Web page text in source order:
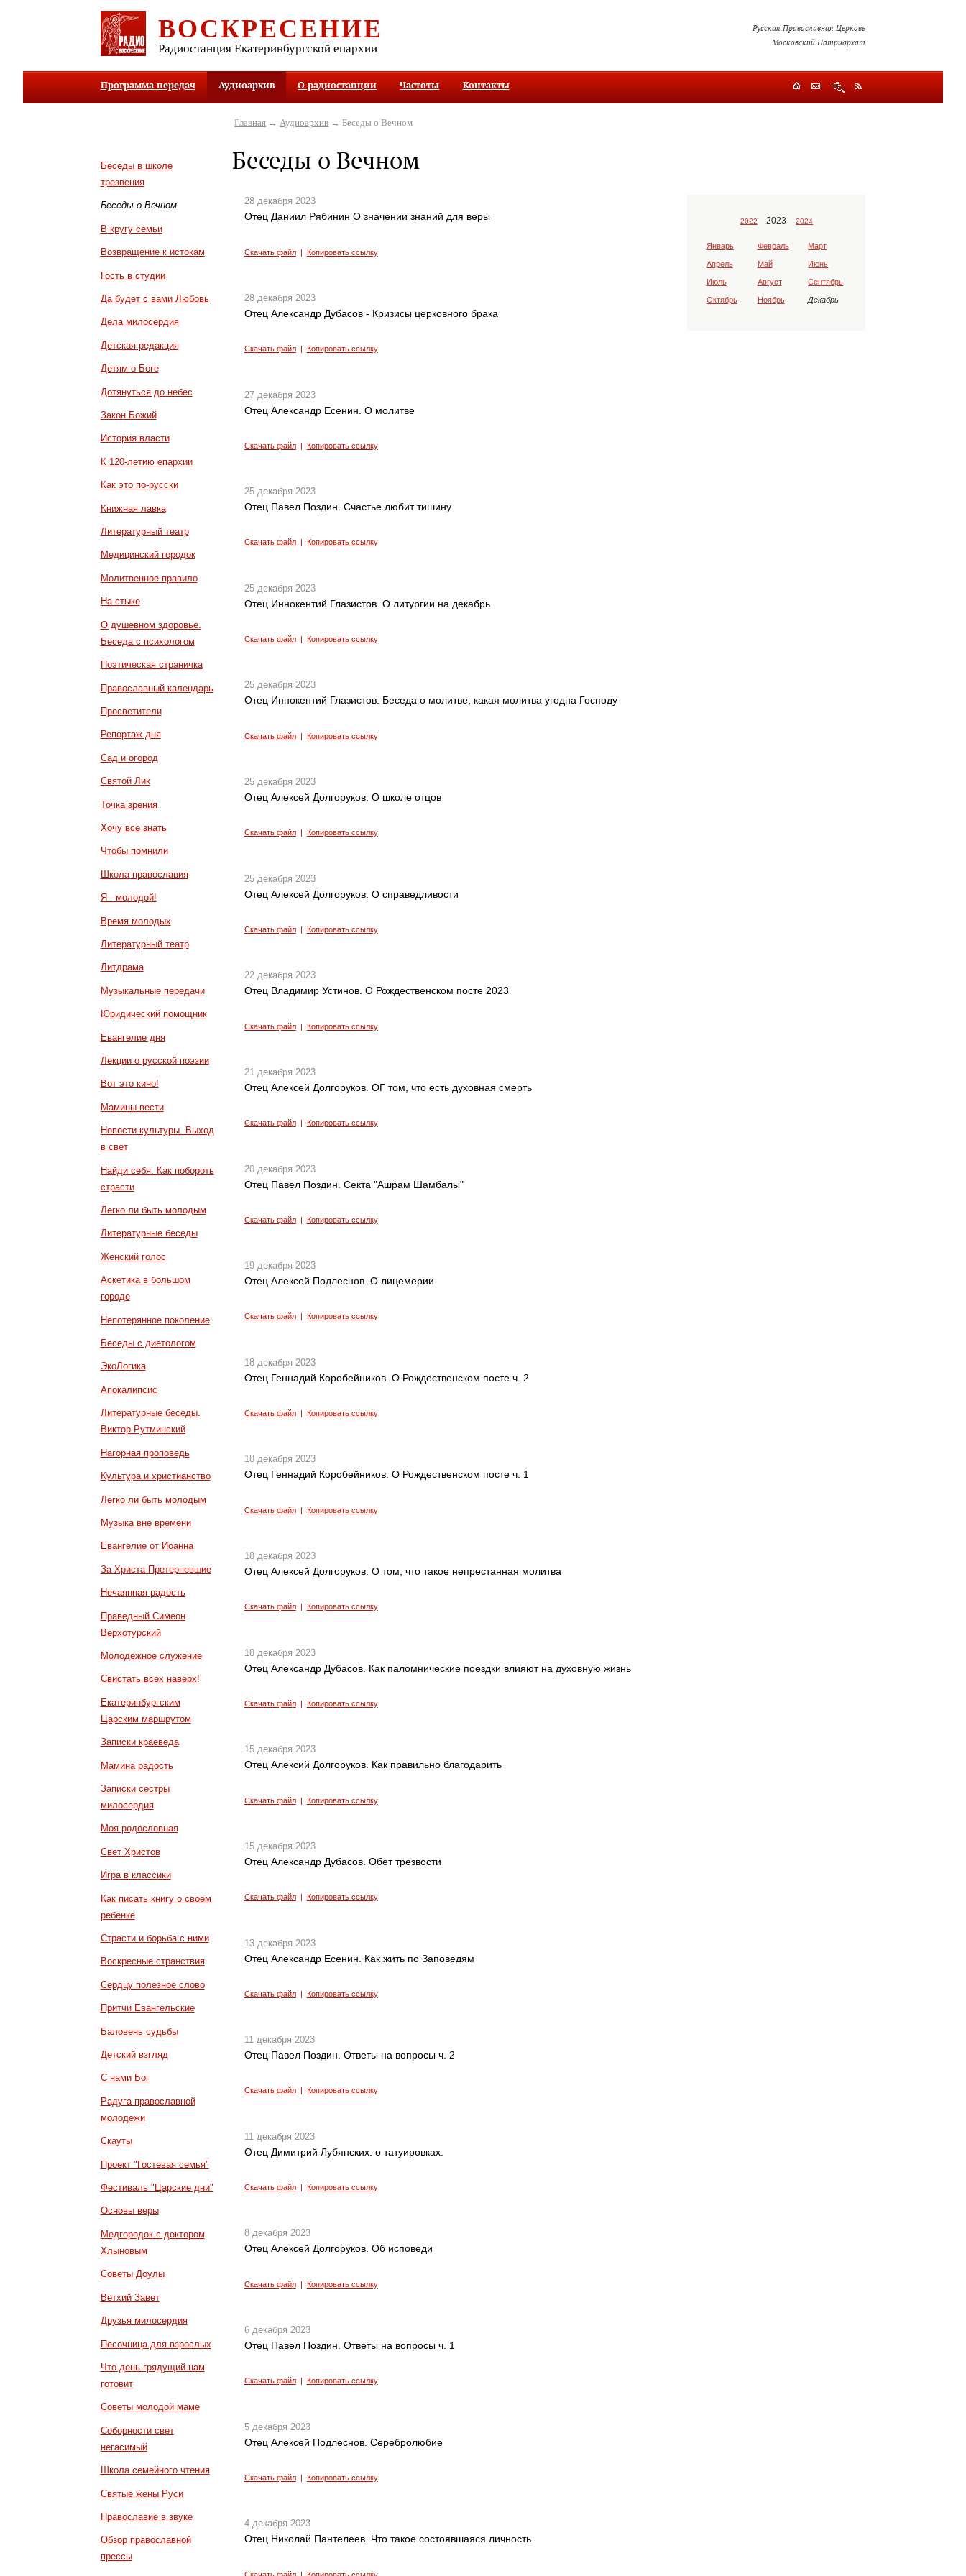
ВОСКРЕСЕНИЕ
Радиостанция Екатеринбургской епархии
Русская Православная Церковь
Московский Патриархат
Программа передач Аудиоархив О радиостанции Частоты Контакты
Беседы в школе
трезвения
Беседы о Вечном
В кругу семьи
Возвращение к истокам
Гость в студии
Да будет с вами Любовь
Дела милосердия
Детская редакция
Детям о Боге
Дотянуться до небес
Закон Божий
История власти
К 120-летию епархии
Как это по-русски
Книжная лавка
Литературный театр
Медицинский городок
Молитвенное правило
На стыке
О душевном здоровье.
Беседа с психологом
Поэтическая страничка
Православный календарь
Просветители
Репортаж дня
Сад и огород
Святой Лик
Точка зрения
Хочу все знать
Чтобы помнили
Школа православия
Я - молодой!
Время молодых
Литературный театр
Литдрама
Музыкальные передачи
Юридический помощник
Евангелие дня
Лекции о русской поэзии
Вот это кино!
Мамины вести
Новости культуры. Выход
в свет
Найди себя. Как побороть
страсти
Легко ли быть молодым
Литературные беседы
Женский голос
Аскетика в большом
городе
Непотерянное поколение
Беседы с диетологом
ЭкоЛогика
Апокалипсис
Литературные беседы.
Виктор Рутминский
Нагорная проповедь
Культура и христианство
Легко ли быть молодым
Музыка вне времени
Евангелие от Иоанна
За Христа Претерпевшие
Нечаянная радость
Праведный Симеон
Верхотурский
Молодежное служение
Свистать всех наверх!
Екатеринбургским
Царским маршрутом
Записки краеведа
Мамина радость
Записки сестры
милосердия
Моя родословная
Свет Христов
Игра в классики
Как писать книгу о своем
ребенке
Страсти и борьба с ними
Воскресные странствия
Сердцу полезное слово
Притчи Евангельские
Баловень судьбы
Детский взгляд
С нами Бог
Радуга православной
молодежи
Скауты
Проект "Гостевая семья"
Фестиваль "Царские дни"
Основы веры
Медгородок с доктором
Хлыновым
Советы Доулы
Ветхий Завет
Друзья милосердия
Песочница для взрослых
Что день грядущий нам
готовит
Советы молодой маме
Соборности свет
негасимый
Школа семейного чтения
Святые жены Руси
Православие в звуке
Обзор православной
прессы
Главная → Аудиоархив → Беседы о Вечном
Беседы о Вечном
28 декабря 2023
Отец Даниил Рябинин О значении знаний для веры
Скачать файл| Копировать ссылку
28 декабря 2023
Отец Александр Дубасов - Кризисы церковного брака
Скачать файл| Копировать ссылку
27 декабря 2023
Отец Александр Есенин. О молитве
Скачать файл| Копировать ссылку
25 декабря 2023
Отец Павел Поздин. Счастье любит тишину
Скачать файл| Копировать ссылку
25 декабря 2023
Отец Иннокентий Глазистов. О литургии на декабрь
Скачать файл| Копировать ссылку
25 декабря 2023
Отец Иннокентий Глазистов. Беседа о молитве, какая молитва угодна Господу
Скачать файл| Копировать ссылку
25 декабря 2023
Отец Алексей Долгоруков. О школе отцов
Скачать файл| Копировать ссылку
25 декабря 2023
Отец Алексей Долгоруков. О справедливости
Скачать файл| Копировать ссылку
22 декабря 2023
Отец Владимир Устинов. О Рождественском посте 2023
Скачать файл| Копировать ссылку
21 декабря 2023
Отец Алексей Долгоруков. ОГ том, что есть духовная смерть
Скачать файл| Копировать ссылку
20 декабря 2023
Отец Павел Поздин. Секта "Ашрам Шамбалы"
Скачать файл| Копировать ссылку
19 декабря 2023
Отец Алексей Подлеснов. О лицемерии
Скачать файл| Копировать ссылку
18 декабря 2023
Отец Геннадий Коробейников. О Рождественском посте ч. 2
Скачать файл| Копировать ссылку
18 декабря 2023
Отец Геннадий Коробейников. О Рождественском посте ч. 1
Скачать файл| Копировать ссылку
18 декабря 2023
Отец Алексей Долгоруков. О том, что такое непрестанная молитва
Скачать файл| Копировать ссылку
18 декабря 2023
Отец Александр Дубасов. Как паломнические поездки влияют на духовную жизнь
Скачать файл| Копировать ссылку
15 декабря 2023
Отец Алексий Долгоруков. Как правильно благодарить
Скачать файл| Копировать ссылку
15 декабря 2023
Отец Александр Дубасов. Обет трезвости
Скачать файл| Копировать ссылку
13 декабря 2023
Отец Александр Есенин. Как жить по Заповедям
Скачать файл| Копировать ссылку
11 декабря 2023
Отец Павел Поздин. Ответы на вопросы ч. 2
Скачать файл| Копировать ссылку
11 декабря 2023
Отец Димитрий Лубянских. о татуировках.
Скачать файл| Копировать ссылку
8 декабря 2023
Отец Алексей Долгоруков. Об исповеди
Скачать файл| Копировать ссылку
6 декабря 2023
Отец Павел Поздин. Ответы на вопросы ч. 1
Скачать файл| Копировать ссылку
5 декабря 2023
Отец Алексей Подлеснов. Серебролюбие
Скачать файл| Копировать ссылку
4 декабря 2023
Отец Николай Пантелеев. Что такое состоявшаяся личность
Скачать файл| Копировать ссылку
2022 2023 2024
Январь Февраль Март
Апрель Май Июнь
Июль Август Сентябрь
Октябрь Ноябрь Декабрь